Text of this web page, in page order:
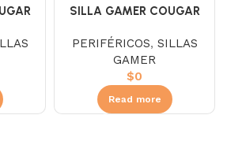
SILLA GAMER COUGAR
3MTITANR-0001
PERIFÉRICOS, SILLAS
GAMER
$0
Read more